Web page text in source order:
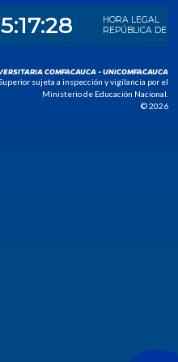
COMFACAUCA - UNICOMFACAUCA
sujeta a inspección y vigilancia por el
Ministerio de Educación Nacional.
© 2026